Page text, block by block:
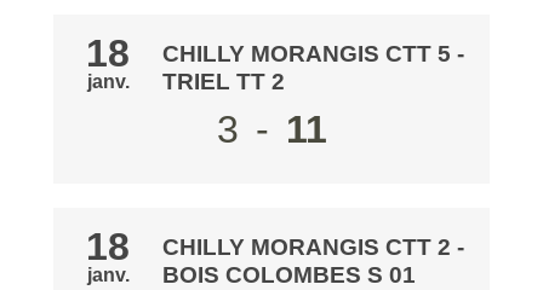
18
janv.
CHILLY MORANGIS CTT 5 -
TRIEL TT 2
3 - 11
18
janv.
CHILLY MORANGIS CTT 2 -
BOIS COLOMBES S 01